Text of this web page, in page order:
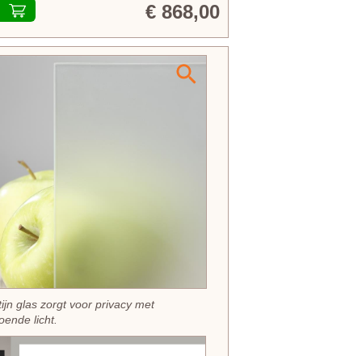
€ 868,00
glas zorgt voor privacy met
licht.